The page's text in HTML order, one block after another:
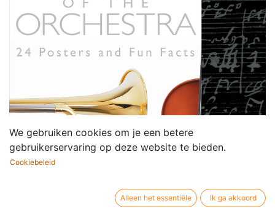
We gebruiken cookies om je een betere
gebruikerservaring op deze website te bieden.
Cookiebeleid
Alleen het essentiële Ik ga akkoord